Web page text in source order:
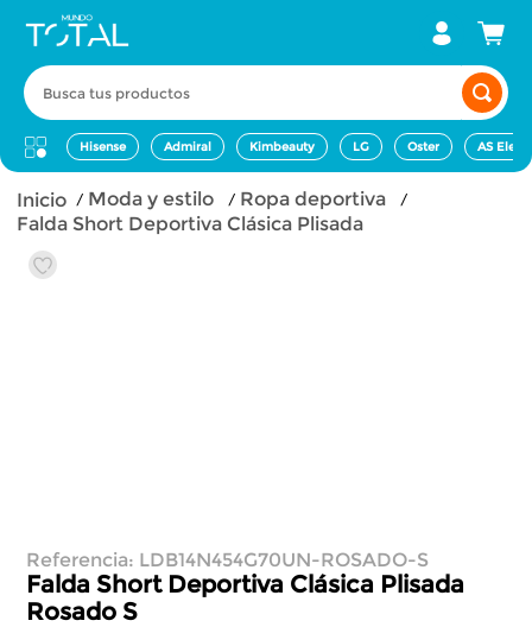
Busca tus productos
Hisense Admiral Kimbeauty LG Oster AS
moda y estilo
ropa deportiva
Falda Short Deportiva Clásica Plisada
Referencia: LDB14N454G70UN-ROSADO-S
Falda Short Deportiva Clásica Plisada
Rosado S